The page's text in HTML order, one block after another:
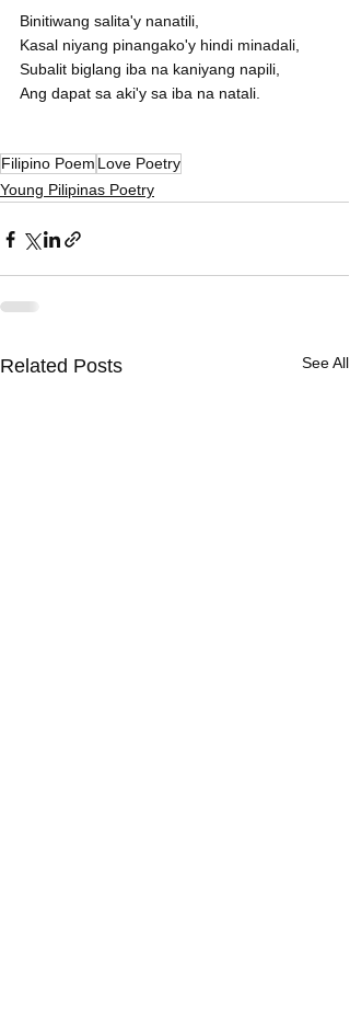
Binitiwang salita'y nanatili,
Kasal niyang pinangako'y hindi minadali,
Subalit biglang iba na kaniyang napili,
Ang dapat sa aki'y sa iba na natali.
Filipino Poem Love Poetry
Young Pilipinas Poetry
Related Posts See All